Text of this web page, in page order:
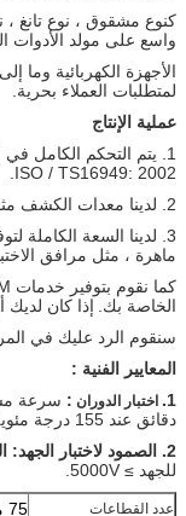
كنوع مشقوق ، نوع تانغ
واسع على مولد الأدوات
الأجهزة الكهربائية وما
لمتطلبات العملاء بحرية.
عملية الإنتاج
1. يتم التحكم الكامل
ISO / TS16949: 2002.
2. لدينا معدات الكشف مثالية وموثوق بها اختبار حالة العمل.
3. لدينا السعة
ماهرة ، مثل مرافق
كما نقوم بتوفير خدمات OEM المؤهلة.
الخاصة بك. إذا كان لديك
سنقوم الرد عليك في
المعايير الفنية :
1. اختبار الدوران :
دقائق عند 155 درجة مئوية.
2. الصمود لاختبار الجهد: الجهد
للجهد ≥ 5000V.
عدد القطاعات 75 ملم